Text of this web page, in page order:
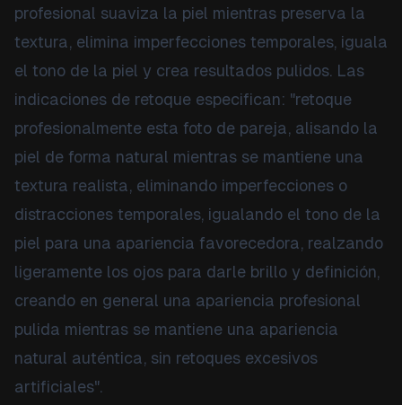
profesional suaviza la piel mientras preserva la
textura, elimina imperfecciones temporales, iguala
el tono de la piel y crea resultados pulidos. Las
indicaciones de retoque especifican: "retoque
profesionalmente esta foto de pareja, alisando la
piel de forma natural mientras se mantiene una
textura realista, eliminando imperfecciones o
distracciones temporales, igualando el tono de la
piel para una apariencia favorecedora, realzando
ligeramente los ojos para darle brillo y definición,
creando en general una apariencia profesional
pulida mientras se mantiene una apariencia
natural auténtica, sin retoques excesivos
artificiales".